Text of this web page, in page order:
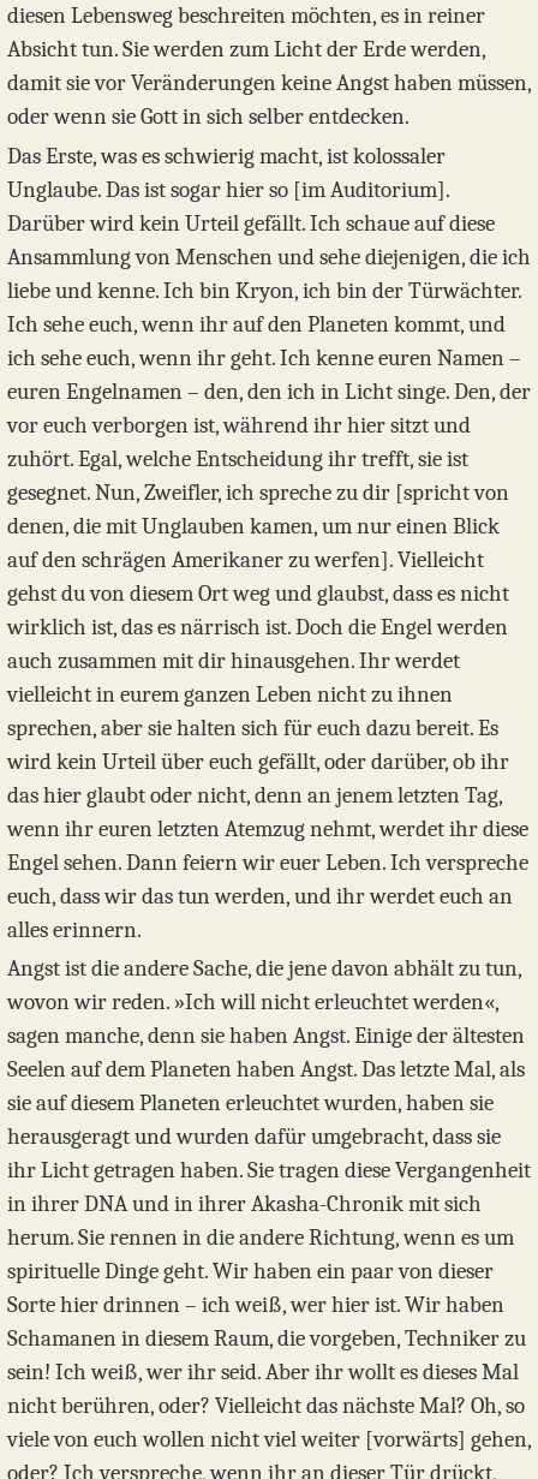
diesen Lebensweg beschreiten möchten, es in reiner
Absicht tun. Sie werden zum Licht der Erde werden,
damit sie vor Veränderungen keine Angst haben müssen,
oder wenn sie Gott in sich selber entdecken.
Das Erste, was es schwierig macht, ist kolossaler
Unglaube. Das ist sogar hier so [im Auditorium].
Darüber wird kein Urteil gefällt. Ich schaue auf diese
Ansammlung von Menschen und sehe diejenigen, die ich
liebe und kenne. Ich bin Kryon, ich bin der Türwächter.
Ich sehe euch, wenn ihr auf den Planeten kommt, und
ich sehe euch, wenn ihr geht. Ich kenne euren Namen –
euren Engelnamen – den, den ich in Licht singe. Den, der
vor euch verborgen ist, während ihr hier sitzt und
zuhört. Egal, welche Entscheidung ihr trefft, sie ist
gesegnet. Nun, Zweifler, ich spreche zu dir [spricht von
denen, die mit Unglauben kamen, um nur einen Blick
auf den schrägen Amerikaner zu werfen]. Vielleicht
gehst du von diesem Ort weg und glaubst, dass es nicht
wirklich ist, das es närrisch ist. Doch die Engel werden
auch zusammen mit dir hinausgehen. Ihr werdet
vielleicht in eurem ganzen Leben nicht zu ihnen
sprechen, aber sie halten sich für euch dazu bereit. Es
wird kein Urteil über euch gefällt, oder darüber, ob ihr
das hier glaubt oder nicht, denn an jenem letzten Tag,
wenn ihr euren letzten Atemzug nehmt, werdet ihr diese
Engel sehen. Dann feiern wir euer Leben. Ich verspreche
euch, dass wir das tun werden, und ihr werdet euch an
alles erinnern.
Angst ist die andere Sache, die jene davon abhält zu tun,
wovon wir reden. »Ich will nicht erleuchtet werden«,
sagen manche, denn sie haben Angst. Einige der ältesten
Seelen auf dem Planeten haben Angst. Das letzte Mal, als
sie auf diesem Planeten erleuchtet wurden, haben sie
herausgeragt und wurden dafür umgebracht, dass sie
ihr Licht getragen haben. Sie tragen diese Vergangenheit
in ihrer DNA und in ihrer Akasha-Chronik mit sich
herum. Sie rennen in die andere Richtung, wenn es um
spirituelle Dinge geht. Wir haben ein paar von dieser
Sorte hier drinnen – ich weiß, wer hier ist. Wir haben
Schamanen in diesem Raum, die vorgeben, Techniker zu
sein! Ich weiß, wer ihr seid. Aber ihr wollt es dieses Mal
nicht berühren, oder? Vielleicht das nächste Mal? Oh, so
viele von euch wollen nicht viel weiter [vorwärts] gehen,
oder? Ich verspreche, wenn ihr an dieser Tür drückt,